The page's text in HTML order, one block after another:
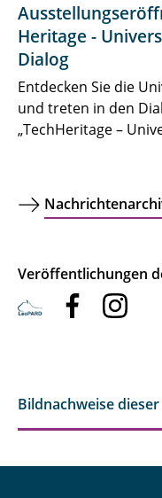
Heritage -
Dialog
Entdecken Sie die
und treten in den
„TechHeritage –
Veröffentlichungen
Bildnachweise dieser